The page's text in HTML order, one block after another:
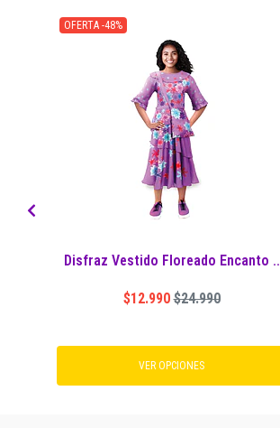
OFERTA -48%
Disfraz Vestido Floreado Encanto ..
$12.990 $24.990
VER OPCIONES